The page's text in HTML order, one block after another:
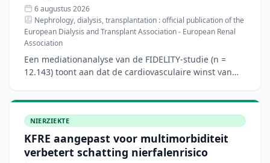
6 augustus 2026
Nephrology, dialysis, transplantation : official publication of the
European Dialysis and Transplant Association - European Renal
Association
Een mediationanalyse van de FIDELITY-studie (n =
12.143) toont aan dat de cardiovasculaire winst van
NIERZIEKTE
KFRE aangepast voor multimorbiditeit
verbetert schatting nierfalenrisico